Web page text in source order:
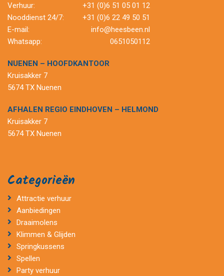
Verhuur:
+31 (0)6 51 05 01 12
Nooddienst 24/7:
+31 (0)6 22 49 50 51
E-mail:
info@heesbeen.nl
Whatsapp:
0651050112
NUENEN – HOOFDKANTOOR
Kruisakker 7
5674 TX Nuenen
AFHALEN REGIO EINDHOVEN – HELMOND
Kruisakker 7
5674 TX Nuenen
Categorieën
Attractie verhuur
Aanbiedingen
Draaimolens
Klimmen & Glijden
Springkussens
Spellen
Party verhuur